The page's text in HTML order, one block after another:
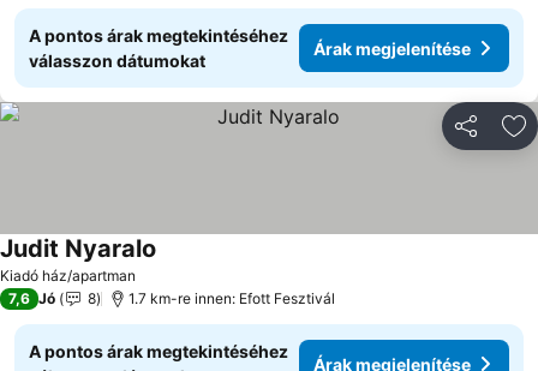
A pontos árak megtekintéséhez
válasszon dátumokat
Árak megjelenítése
Kiadó ház/apartman
Judit Nyaralo
7,6 Jó 8 1.7 km-re innen: Efott Fesztivál
A pontos árak megtekintéséhez
Árak megjelenítése